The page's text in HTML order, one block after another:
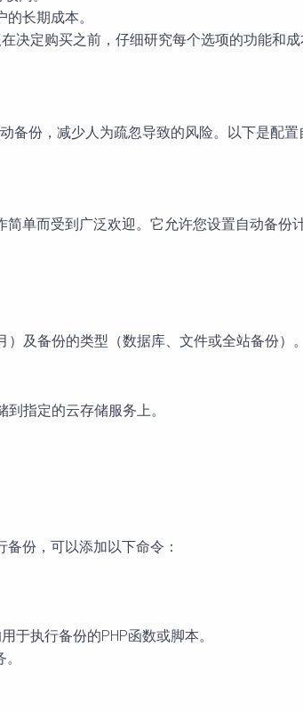
长期成本。
决定购买之前，仔细研究每个选项的功能和
份，减少人为疏忽导致的风险。以下是配
单而受到广泛欢迎。它允许您设置自动备份
及备份的类型（数据库、文件或全站备份）
指定的云存储服务上。
份，可以添加以下命令：
执行备份的PHP函数或脚本。